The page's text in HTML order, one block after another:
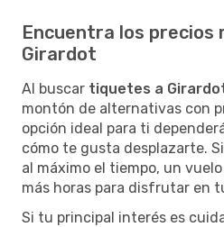
Encuentra los precios
Girardot
Al buscar tiquetes a
montón de alternativas con
opción ideal para ti
cómo te gusta desplazarte.
al máximo el tiempo, un
más horas para disfrutar en
Si tu principal interés es